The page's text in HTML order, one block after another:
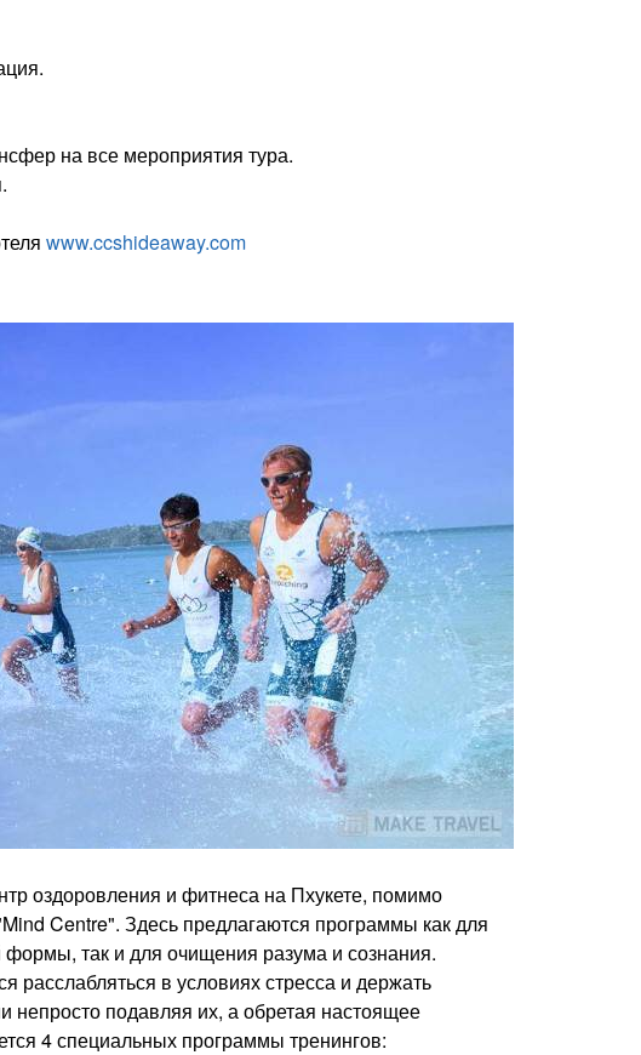
на все мероприятия тура.
www.ccshideaway.com
оздоровления и фитнеса на Пхукете, помимо
Centre". Здесь предлагаются программы как для
так и для очищения разума и сознания.
расслабляться в условиях стресса и держать
непросто подавляя их, а обретая настоящее
4 специальных программы тренингов: